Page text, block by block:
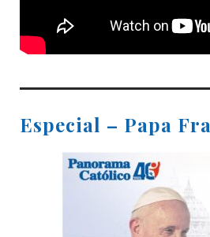
Especial – Papa